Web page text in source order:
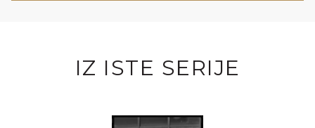
IZ ISTE SERIJE